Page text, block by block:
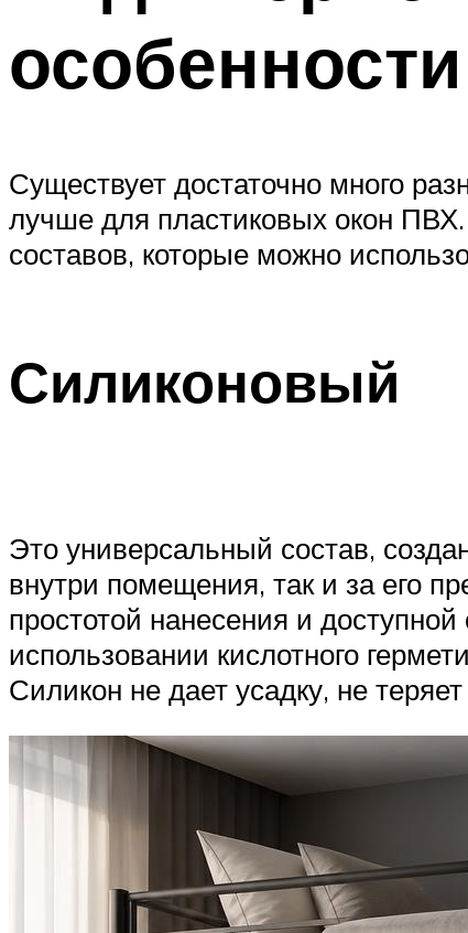
особенности
Существует достаточно много
лучше для пластиковых окон
составов, которые можно
Силиконовый
Это универсальный состав,
внутри помещения, так и за его
простотой нанесения и
использовании кислотного
Силикон не дает усадку, не